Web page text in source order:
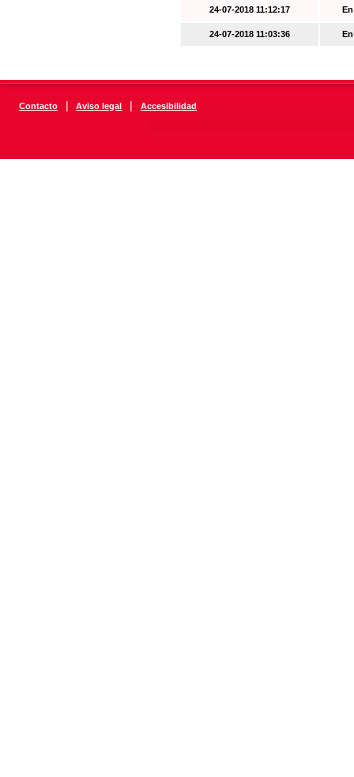
24-07-2018 11:12:17
24-07-2018 11:03:36
Contacto | Aviso legal | Accesibilidad